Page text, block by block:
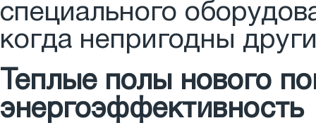
специального
когда непригодны
Теплые полы нового
энергоэффективность